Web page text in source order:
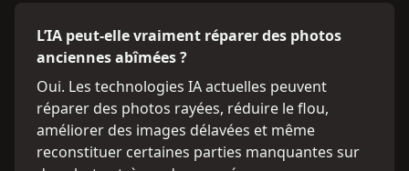
L’IA peut-elle vraiment réparer des photos
anciennes abîmées ?
Oui. Les technologies IA actuelles peuvent
réparer des photos rayées, réduire le flou,
améliorer des images délavées et même
reconstituer certaines parties manquantes sur